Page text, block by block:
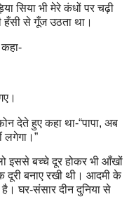
सिया भी मेरे कंधों पर चढ़ी
से गूँज उठता था।
देते हुए कहा था-“पापा, अब
लगेगा।”
इससे बच्चे दूर होकर भी आँखों
बनाए रखी थी। आदमी के
घर-संसार दीन दुनिया से